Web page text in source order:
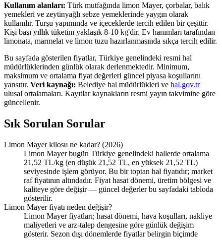
Kullanım alanları: Türk mutfağında limon Mayer, çorbalar, balık
yemekleri ve zeytinyağlı sebze yemeklerinde yaygın olarak
kullanılır. Turşu yapımında ve içeceklerde tercih edilen bir çeşittir.
Kişi başı yıllık tüketim yaklaşık 8-10 kg'dir. Ev hanımları tarafından
limonata, marmelat ve limon tuzu hazırlanmasında sıkça tercih edilir.
Bu sayfada gösterilen fiyatlar, Türkiye genelindeki resmi hal
müdürlüklerinden günlük olarak derlenmektedir. Minimum,
maksimum ve ortalama fiyat değerleri güncel piyasa koşullarını
yansıtır. Veri kaynağı: Belediye hal müdürlükleri ve hal.gov.tr
ulusal ortalamaları. Kayıtlar kaynakların resmi yayın takvimine göre
güncellenir.
Sık Sorulan Sorular
Limon Mayer kilosu ne kadar? (2026)
Limon Mayer bugün Türkiye genelindeki hallerde ortalama
21,52 TL/kg (en düşük 21,52 TL, en yüksek 21,52 TL)
seviyesinde işlem görüyor. Bu bir toptan hal fiyatıdır; market
raf fiyatının altındadır. Fiyat hasat dönemi, üretim bölgesi ve
kaliteye göre değişir — güncel değerler bu sayfadaki tabloda
gösterilir.
Limon Mayer fiyatı neden değişir?
Limon Mayer fiyatları; hasat dönemi, hava koşulları, nakliye
maliyetleri ve arz-talep dengesine göre günlük değişim
gösterir. Sezon dışı dönemlerde fiyatlar belirgin biçimde